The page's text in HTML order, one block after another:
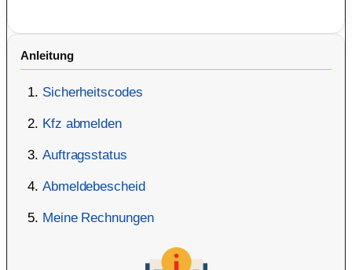
Anleitung
Sicherheitscodes
Kfz abmelden
Auftragsstatus
Abmeldebescheid
Meine Rechnungen